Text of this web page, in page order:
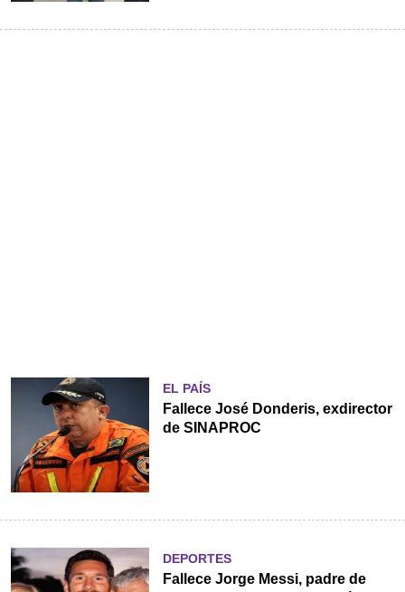
EL PAÍS
Fallece José Donderis, exdirector
de SINAPROC
DEPORTES
Fallece Jorge Messi, padre de